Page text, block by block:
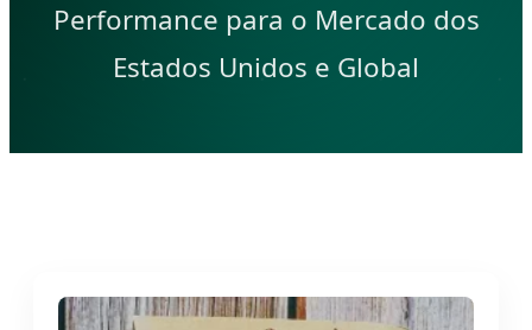
Performance para o Mercado dos
Estados Unidos e Global